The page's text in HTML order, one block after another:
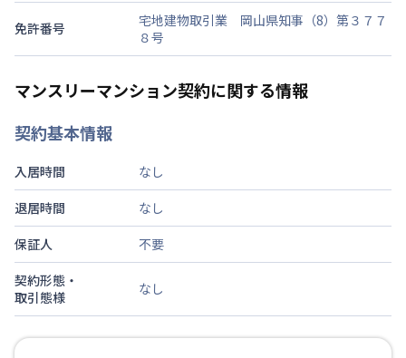
免許番号
宅地建物取引業 岡山県知事（8）第３７７
８号
マンスリーマンション契約に関する情報
契約基本情報
入居時間
なし
退居時間
なし
保証人
不要
契約形態・
取引態様
なし